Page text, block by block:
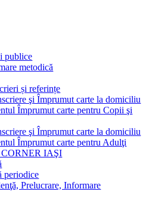
publice
metodică
și referințe
şi Împrumut carte la domiciliu
Împrumut carte pentru Copii şi
şi Împrumut carte la domiciliu
Împrumut carte pentru Adulţi
IAŞI
periodice
Prelucrare, Informare